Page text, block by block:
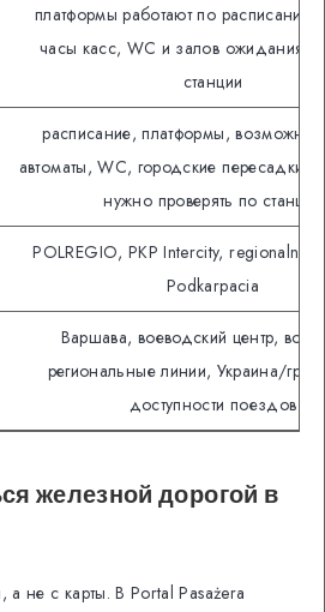
платформы работают по расписанию
часы касс, WC и залов ожидания
станции
расписание, платформы,
автоматы, WC, городские пересадки;
нужно проверять по станции
POLREGIO, PKP Intercity, regionalne
Podkarpacia
Варшава, воеводский центр,
региональные линии, Украина/
доступности поездов
железной дорогой в
а не с карты. В Portal Pasażera